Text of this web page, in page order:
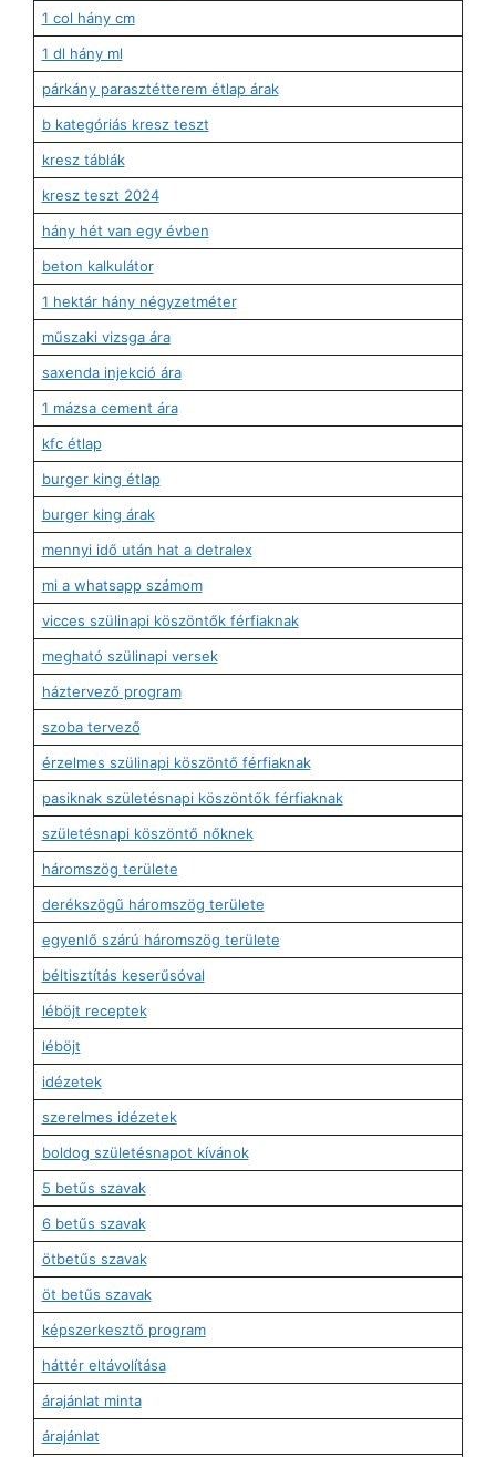
1 col hány cm
1 dl hány ml
párkány parasztétterem étlap árak
b kategóriás kresz teszt
kresz táblák
kresz teszt 2024
hány hét van egy évben
beton kalkulátor
1 hektár hány négyzetméter
műszaki vizsga ára
saxenda injekció ára
1 mázsa cement ára
kfc étlap
burger king étlap
burger king árak
mennyi idő után hat a detralex
mi a whatsapp számom
vicces szülinapi köszöntők férfiaknak
megható szülinapi versek
háztervező program
szoba tervező
érzelmes szülinapi köszöntő férfiaknak
pasiknak születésnapi köszöntők férfiaknak
születésnapi köszöntő nőknek
háromszög területe
derékszögű háromszög területe
egyenlő szárú háromszög területe
béltisztítás keserűsóval
léböjt receptek
léböjt
idézetek
szerelmes idézetek
boldog születésnapot kívánok
5 betűs szavak
6 betűs szavak
ötbetűs szavak
öt betűs szavak
képszerkesztő program
háttér eltávolítása
árajánlat minta
árajánlat